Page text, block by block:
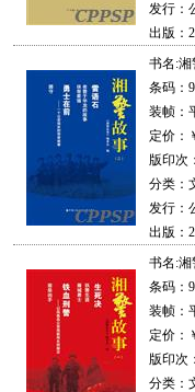
发行：
出版：
书名:湘
条码：
装帧：
定价：
版印次
分类：
发行：
出版：
书名:湘
条码：
装帧：
定价：
版印次
分类：